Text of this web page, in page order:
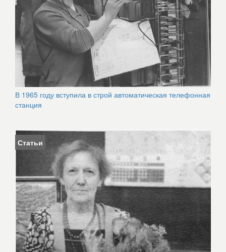
В 1965 году вступила в строй автоматическая телефонная
станция
Статьи